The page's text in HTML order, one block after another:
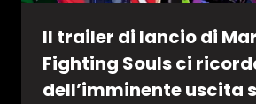
Il trailer di lancio di
Fighting Souls ci
dell’imminente uscita